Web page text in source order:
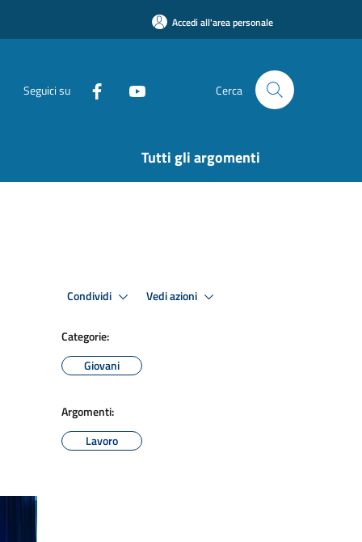
Accedi all'area personale
Seguici su Cerca
Tutti gli argomenti
Condividi Vedi azioni
Categorie:
Giovani
Argomenti:
Lavoro